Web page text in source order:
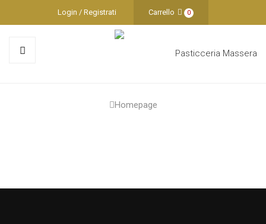
Login / Registrati Carrello 0
Homepage